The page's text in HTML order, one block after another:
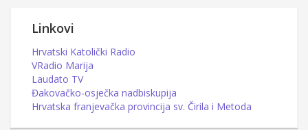
Linkovi
Hrvatski Katolički Radio
VRadio Marija
Laudato TV
Đakovačko-osječka nadbiskupija
Hrvatska franjevačka provincija sv. Čirila i Metoda